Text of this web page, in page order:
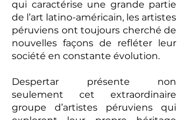
qui caractérise une grande partie
de l’art latino-américain, les artistes
péruviens ont toujours cherché de
nouvelles façons de refléter leur
société en constante évolution.
Despertar présente non
seulement cet extraordinaire
groupe d’artistes péruviens qui